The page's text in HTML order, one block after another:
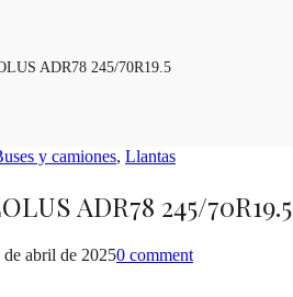
ADR78 245/70R19.5
y camiones, Llantas
ADR78 245/70R19.5
de abril de 20250 comment